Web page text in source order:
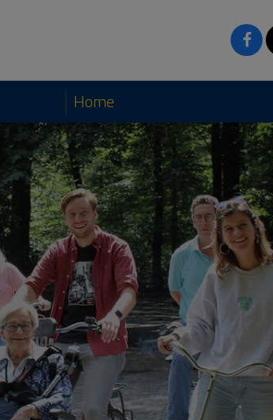
Home
De Hoge Veluwe. De website is
). Kentaa treedt op als
die optreedt als